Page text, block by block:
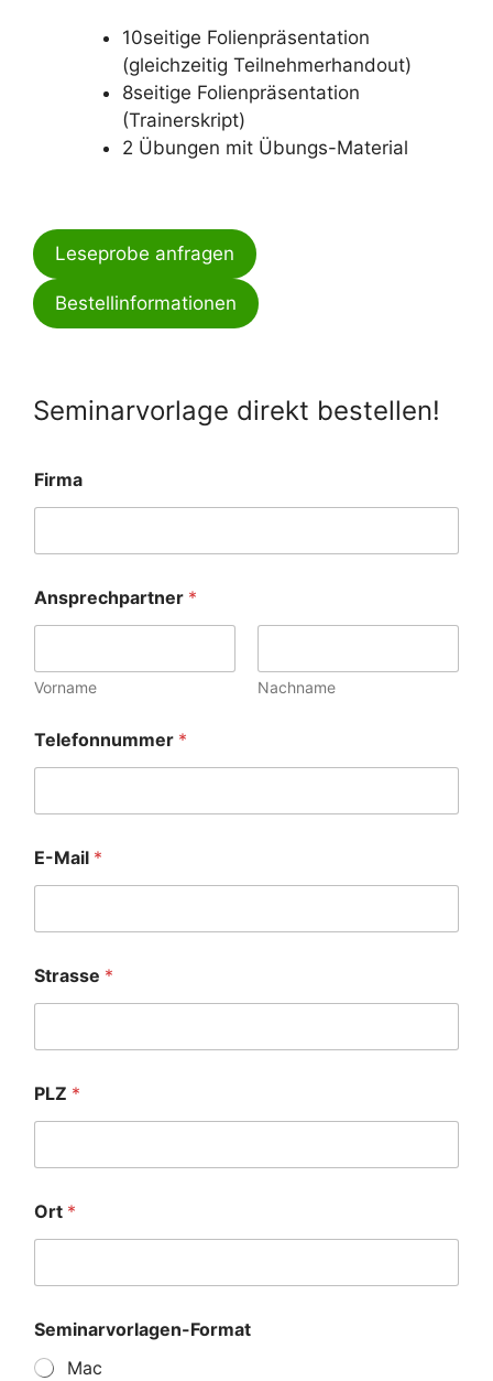
10seitige Folienpräsentation
(gleichzeitig Teilnehmerhandout)
8seitige Folienpräsentation
(Trainerskript)
2 Übungen mit Übungs-Material
Leseprobe anfragen
Bestellinformationen
Seminarvorlage direkt bestellen!
Firma
Ansprechpartner *
Vorname Nachname
Telefonnummer *
E-Mail *
Strasse *
PLZ *
Ort *
Seminarvorlagen-Format
Mac